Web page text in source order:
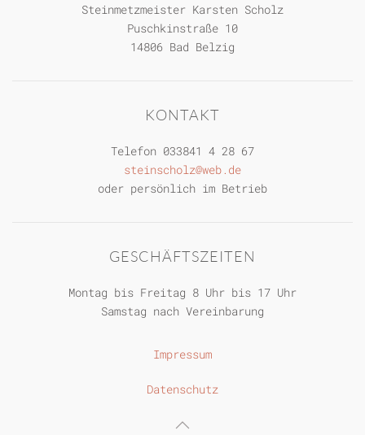
Steinmetzmeister Karsten Scholz
Puschkinstraße 10
14806 Bad Belzig
KONTAKT
Telefon 033841 4 28 67
steinscholz@web.de
oder persönlich im Betrieb
GESCHÄFTSZEITEN
Montag bis Freitag 8 Uhr bis 17 Uhr
Samstag nach Vereinbarung
Impressum
Datenschutz